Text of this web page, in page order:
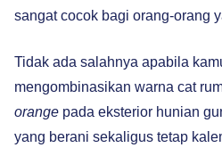
sangat cocok bagi orang-orang
Tidak ada salahnya apabila
mengombinasikan warna cat
orange pada eksterior hunian
yang berani sekaligus tetap